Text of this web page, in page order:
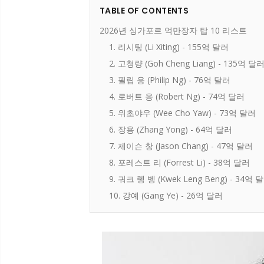
TABLE OF CONTENTS
2026년 싱가포르 억만장자 탑 10 리스트
1. 리시팅 (Li Xiting) - 155억 달러
2. 고청량 (Goh Cheng Liang) - 135억 달러
3. 필립 응 (Philip Ng) - 76억 달러
4. 로버트 응 (Robert Ng) - 74억 달러
5. 위초야우 (Wee Cho Yaw) - 73억 달러
6. 장용 (Zhang Yong) - 64억 달러
7. 제이슨 창 (Jason Chang) - 47억 달러
8. 포레스트 리 (Forrest Li) - 38억 달러
9. 궈크 렝 벵 (Kwek Leng Beng) - 34억
10. 강예 (Gang Ye) - 26억 달러